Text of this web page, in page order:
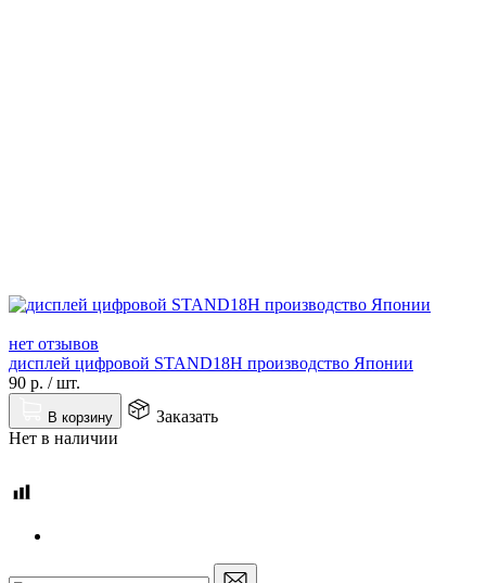
нет отзывов
дисплей цифровой STAND18H производство Японии
90 р. /шт.
В корзину
Заказать
Нет в наличии